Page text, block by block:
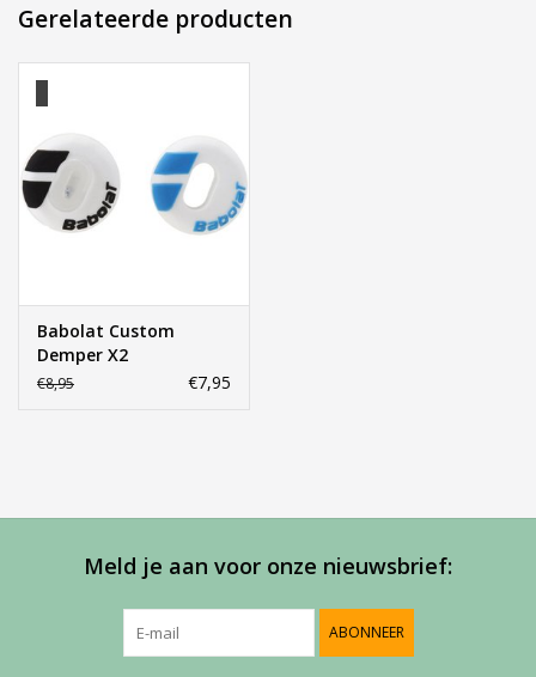
Gerelateerde producten
Babolat Custom
Demper X2
€8,95 €7,95
Meld je aan voor onze nieuwsbrief:
ABONNEER